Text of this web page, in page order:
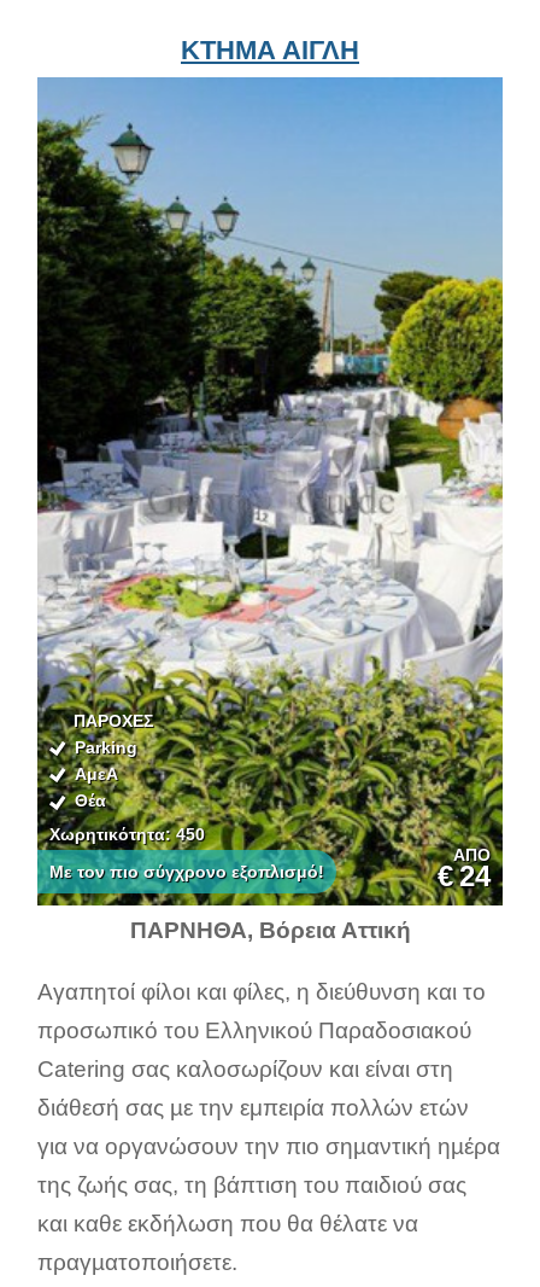
ΚΤΗΜΑ ΑΙΓΛΗ
ΑΠΟ
€24
ΠΑΡΟΧΕΣ
Parking
ΑμεΑ
Θέα
Χωρητικότητα: 450
Με τον πιο σύγχρονο εξοπλισμό!
ΠΑΡΝΗΘΑ, Βόρεια Αττική
Αγαπητοί φίλοι και φίλες, η διεύθυνση και το
προσωπικό του Ελληνικού Παραδοσιακού
Catering σας καλοσωρίζουν και είναι στη
διάθεσή σας µε την εμπειρία πολλών ετών
για να οργανώσουν την πιο σηµαντική ηµέρα
της ζωής σας, τη βάπτιση του παιδιού σας
και καθε εκδήλωση που θα θέλατε να
πραγµατοποιήσετε.